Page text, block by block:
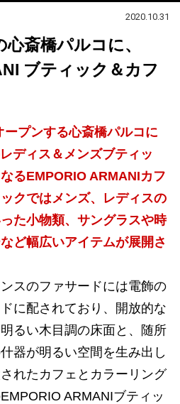
2020.10.31
斎橋パルコに、
ブティック＆カフ
プンする心斎橋パルコに
ディス＆メンズブティッ
るEMPORIO ARMANIカフ
クではメンズ、レディスの
た小物類、サングラスや時
ど幅広いアイテムが展開さ
スのファサードには電飾の
に配されており、開放的な
るい木目調の床面と、随所
器が明るい空間を生み出し
れたカフェとカラーリング
ARMANIブティッ